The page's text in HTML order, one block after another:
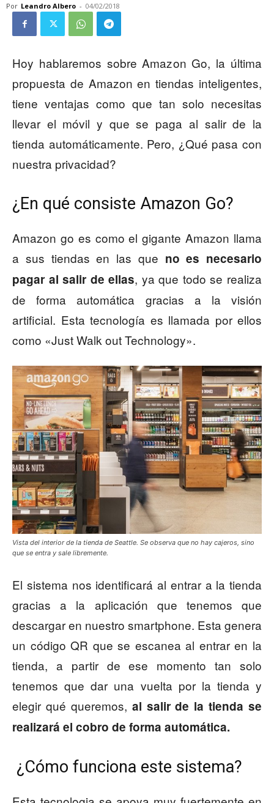
Por Leandro Albero - 04/02/2018
Hoy hablaremos sobre Amazon Go, la última
propuesta de Amazon en tiendas inteligentes,
tiene ventajas como que tan solo necesitas
llevar el móvil y que se paga al salir de la
tienda automáticamente. Pero, ¿Qué pasa con
nuestra privacidad?
¿En qué consiste Amazon Go?
Amazon go es como el gigante Amazon llama
a sus tiendas en las que no es necesario
pagar al salir de ellas, ya que todo se realiza
de forma automática gracias a la visión
artificial. Esta tecnología es llamada por ellos
como «Just Walk out Technology».
Vista del interior de la tienda de Seattle. Se observa que no hay cajeros, sino
que se entra y sale libremente.
El sistema nos identificará al entrar a la tienda
gracias a la aplicación que tenemos que
descargar en nuestro smartphone. Esta genera
un código QR que se escanea al entrar en la
tienda, a partir de ese momento tan solo
tenemos que dar una vuelta por la tienda y
elegir qué queremos, al salir de la tienda se
realizará el cobro de forma automática.
¿Cómo funciona este sistema?